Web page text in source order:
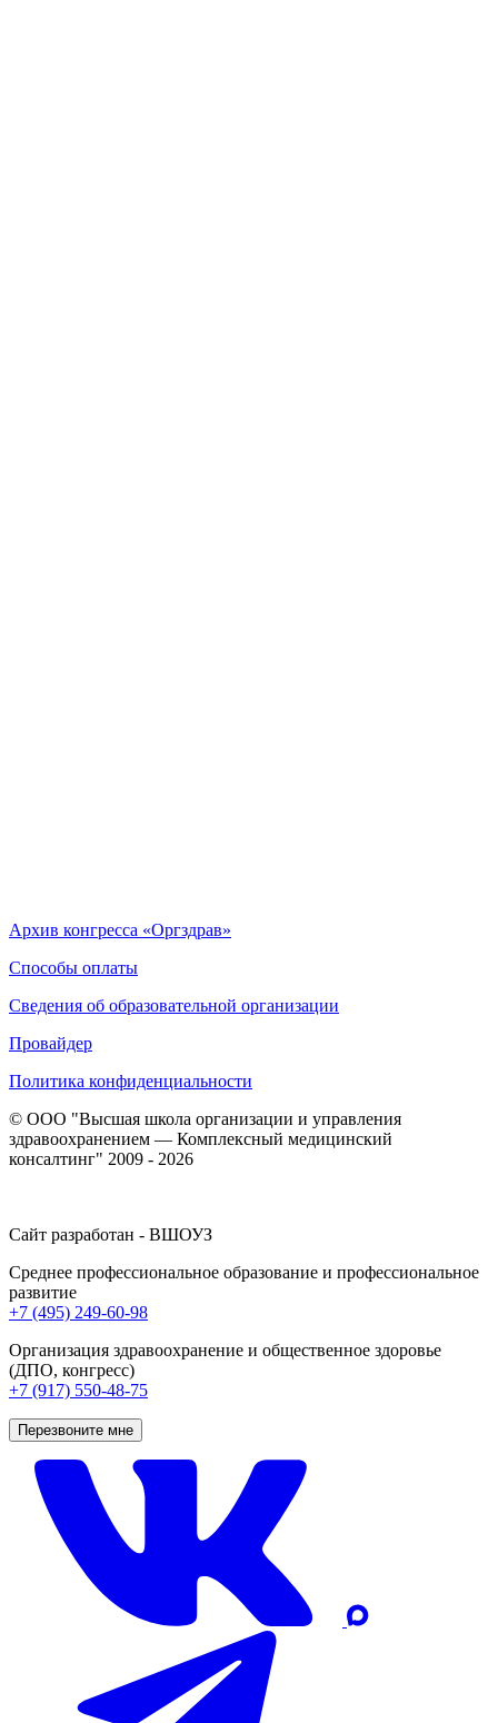
Архив конгресса «Оргздрав»
Способы оплаты
Сведения об образовательной организации
Провайдер
Политика конфиденциальности
© ООО "Высшая школа организации и управления
здравоохранением — Комплексный медицинский
консалтинг" 2009 - 2026
Сайт разработан - ВШОУЗ
Среднее профессиональное образование и профессиональное
развитие
+7 (495) 249-60-98
Организация здравоохранение и общественное здоровье
(ДПО, конгресс)
+7 (917) 550-48-75
Перезвоните мне